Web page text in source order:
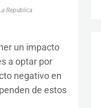
Republica
un impacto
a optar por
negativo en
de estos